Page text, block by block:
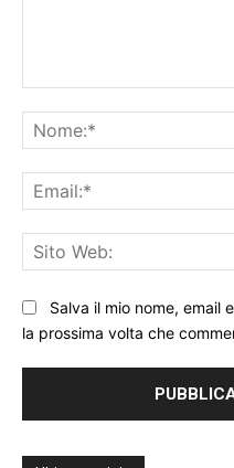
Salva il mio nome, email
la prossima volta che